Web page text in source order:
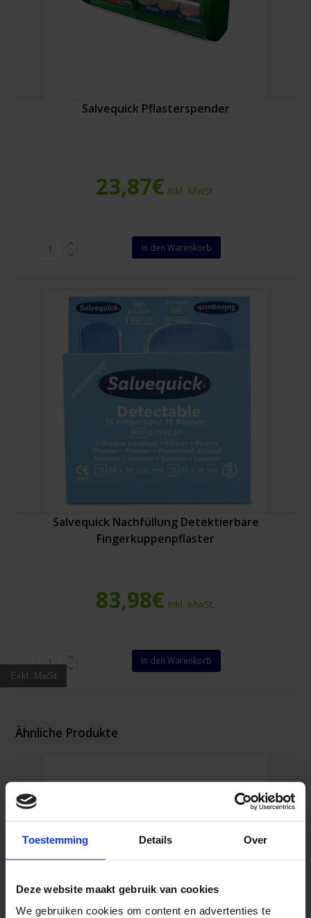
Toestemming Details Over
Deze website maakt gebruik van cookies
We gebruiken cookies om content en advertenties te
Exkl. MwSt.
Salvequick Pflasterspender
23,87€ Inkl. MwSt.
Salvequick
Pflasterspender
In den Warenkorb
Salvequick Nachfüllung Detektierbare
Fingerkuppenpflaster
83,98€ Inkl. MwSt.
Salvequick
Nachfüllung
Detektierbare
In den Warenkorb
Ähnliche Produkte